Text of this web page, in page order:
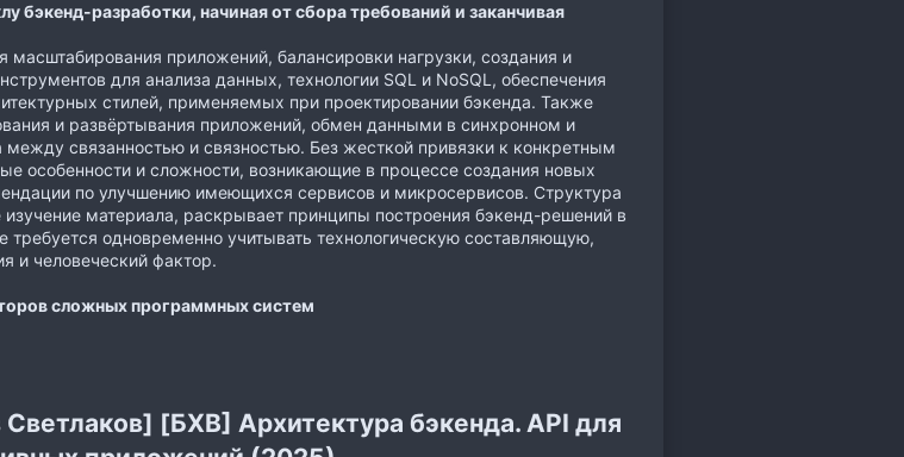
бэкенд-разработки, начиная от сбора требований и заканчивая
приложений, балансировки нагрузки, создания и
для анализа данных, технологии SQL и NoSQL, обеспечения
стилей, применяемых при проектировании бэкенда. Также
и развёртывания приложений, обмен данными в синхронном и
связанностью и связностью. Без жесткой привязки к конкретным
особенности и сложности, возникающие в процессе создания новых
по улучшению имеющихся сервисов и микросервисов. Структура
изучение материала, раскрывает принципы построения бэкенд-решений в
требуется одновременно учитывать технологическую составляющую,
и человеческий фактор.
сложных программных систем
[БХВ] Архитектура бэкенда. API для